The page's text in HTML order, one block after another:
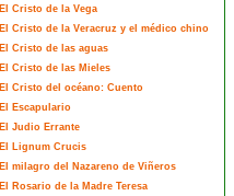
El Cristo de la Vega
El Cristo de la Veracruz y el médico chino
El Cristo de las aguas
El Cristo de las Mieles
El Cristo del océano: Cuento
El Escapulario
El Judio Errante
El Lignum Crucis
El milagro del Nazareno de Viñeros
El Rosario de la Madre Teresa